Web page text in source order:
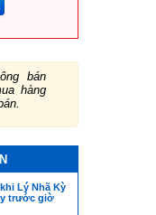
bán
hàng
Lý Nhã Kỳ
trước giờ